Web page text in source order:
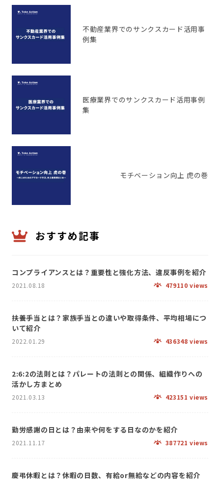
不動産業界でのサンクスカード活用事
例集
医療業界でのサンクスカード活用事例
集
モチベーション向上 虎の巻
おすすめ記事
コンプライアンスとは？重要性と強化方法、違反事例を紹介
2021.08.18 479110 views
扶養手当とは？家族手当との違いや取得条件、平均相場につ
いて紹介
2022.01.29 436348 views
2:6:2の法則とは？パレートの法則との関係、組織作りへの
活かし方まとめ
2021.03.13 423151 views
勤労感謝の日とは？由来や何をする日なのかを紹介
2021.11.17 387721 views
慶弔休暇とは？休暇の日数、有給or無給などの内容を紹介